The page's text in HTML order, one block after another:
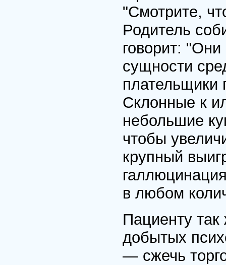
"Смотрите,
Родитель
говорит:
сущности
плательщики
Склонные к
небольшие
чтобы
крупный
в любом
Пациенту так
добытых
— сжечь